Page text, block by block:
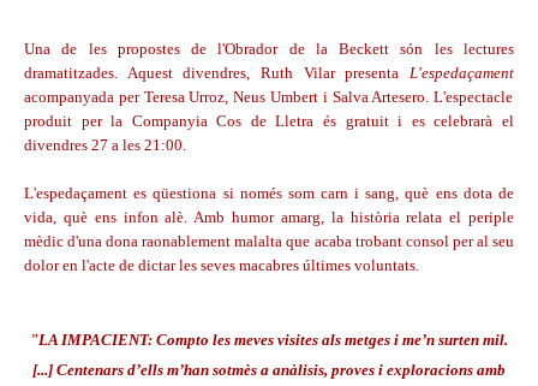
Una de les propostes de l'Obrador de la Beckett són les lectures
dramatitzades. Aquest divendres, Ruth Vilar presenta L'espedaçament
acompanyada per Teresa Urroz, Neus Umbert i Salva Artesero. L'espectacle
produit per la Companyia Cos de Lletra és gratuit i es celebrarà el
divendres 27 a les 21:00.
L'espedaçament es qüestiona si només som carn i sang, què ens dota de
vida, què ens infon alè. Amb humor amarg, la història relata el periple
mèdic d'una dona raonablement malalta que acaba trobant consol per al seu
dolor en l'acte de dictar les seves macabres últimes voluntats.
"LA IMPACIENT: Compto les meves visites als metges i me’n surten mil.
[...] Centenars d’ells m’han sotmès a anàlisis, proves i exploracions amb